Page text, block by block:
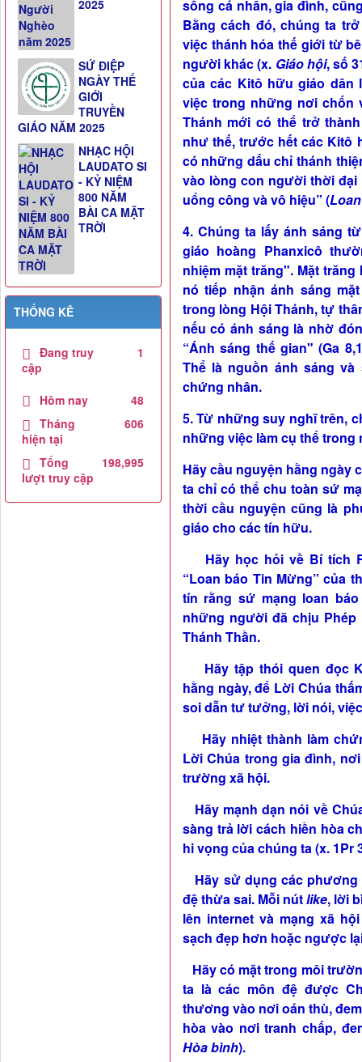
sống cá nhân, gia đình,
Bằng cách đó, chúng ta
việc thánh hóa thế giới từ
người khác (x. Giáo hội, số
của các Kitô hữu giáo dân
việc trong những nơi chốn
Thánh mới có thể trở
như thế, trước hết các Kitô
có những dấu chỉ thánh
vào lòng con người thời
uổng công và vô hiệu” (
4. Chúng ta lấy ánh sáng
giáo hoàng Phanxicô
nhiệm mặt trăng". Mặt
nó tiếp nhận ánh sáng
trong lòng Hội Thánh, tự
nếu có ánh sáng là nhờ
“Ánh sáng thế gian" (Ga
Thể là nguồn ánh sáng
chứng nhân.
5. Từ những suy nghĩ trên,
những việc làm cụ thể trong
Hãy cầu nguyện hằng ngày
ta chỉ có thể chu toàn sứ
thời cầu nguyện cũng là
giáo cho các tín hữu.
Hãy học hỏi về Bí tích
“Loan báo Tin Mừng” của
tín rằng sứ mạng loan
những người đã chịu
Thánh Thần.
Hãy tập thói quen đọc
hằng ngày, để Lời Chúa
soi dẫn tư tưởng, lời nói,
Hãy nhiệt thành làm
Lời Chúa trong gia đình,
trường xã hội.
Hãy mạnh dạn nói về
sàng trả lời cách hiền hòa
hi vọng của chúng ta (x. 1Pr
Hãy sử dụng các phương
đệ thừa sai. Mỗi nútlike, lời
lên internet và mạng xã
sạch đẹp hơn hoặc ngược
Hãy có mặt trong môi
ta là các môn đệ được
thương vào nơi oán thù,
hòa vào nơi tranh chấp,
Hòa bình).
2025
SỨ ĐIỆP
NGÀY THẾ
GIỚI
TRUYỀN
GIÁO NĂM 2025
NHẠC HỘI
LAUDATO SI
- KỶ NIỆM
800 NĂM
BÀI CA MẶT
TRỜI
THỐNG KÊ
Đang truy
cập
1
Hôm nay
48
Tháng
hiện tại
606
Tổng
lượt truy cập
198,995